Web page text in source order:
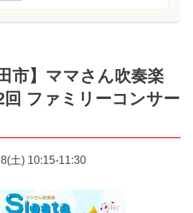
市】ママさん吹奏楽
回 ファミリーコンサー
土) 10:15-11:30